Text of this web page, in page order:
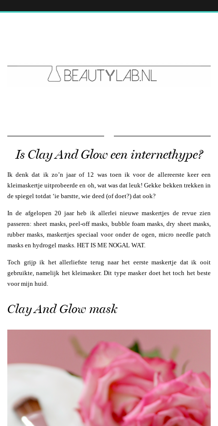
Is Clay And Glow een internethype?
Ik denk dat ik zo’n jaar of 12 was toen ik voor de allereerste keer een
kleimaskertje uitprobeerde en oh, wat was dat leuk! Gekke bekken trekken in
de spiegel totdat ‘ie barstte, wie deed (of doet?) dat ook?
In de afgelopen 20 jaar heb ik allerlei nieuwe maskertjes de revue zien
passeren: sheet masks, peel-off masks, bubble foam masks, dry sheet masks,
rubber masks, maskertjes speciaal voor onder de ogen, micro needle patch
masks en hydrogel masks. HET IS ME NOGAL WAT.
Toch grijp ik het allerliefste terug naar het eerste maskertje dat ik ooit
gebruikte, namelijk het kleimasker. Dit type masker doet het toch het beste
voor mijn huid.
Clay And Glow mask